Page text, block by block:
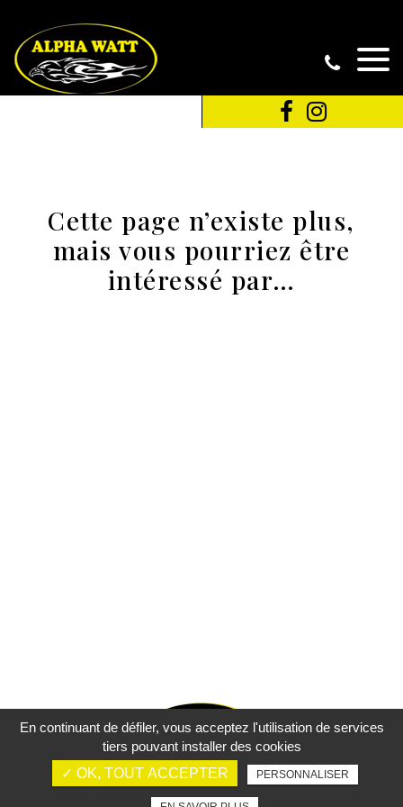
Cette page n’existe plus,
mais vous pourriez être
intéressé par…
En continuant de défiler, vous acceptez l'utilisation de services
tiers pouvant installer des cookies
✓ OK, TOUT ACCEPTER
PERSONNALISER